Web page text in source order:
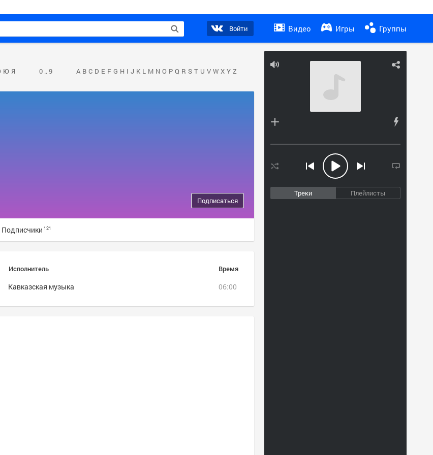
Войти Видео Игры Группы
Треки Плейлисты
Ю Я 0 .. 9 A B C D E F G H I J K L M N O P Q R S T U V W X Y Z
Подписаться
Подписчики 121
Исполнитель Время
Кавказская музыка 06:00